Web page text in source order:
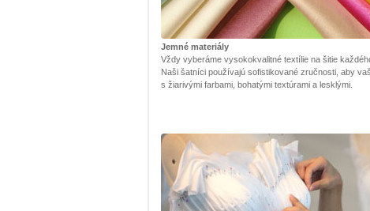
Jemné materiály
Vždy vyberáme vysokokvalitné textílie na šitie
Naši šatníci používajú sofistikované zručnosti, aby
s žiarivými farbami, bohatými textúrami a lesklými.